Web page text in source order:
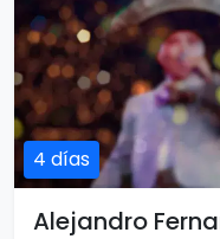
4 días
Alejandro